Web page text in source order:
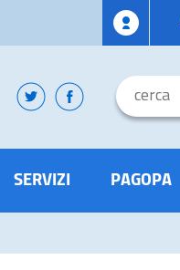
SERVIZI PAGOPA